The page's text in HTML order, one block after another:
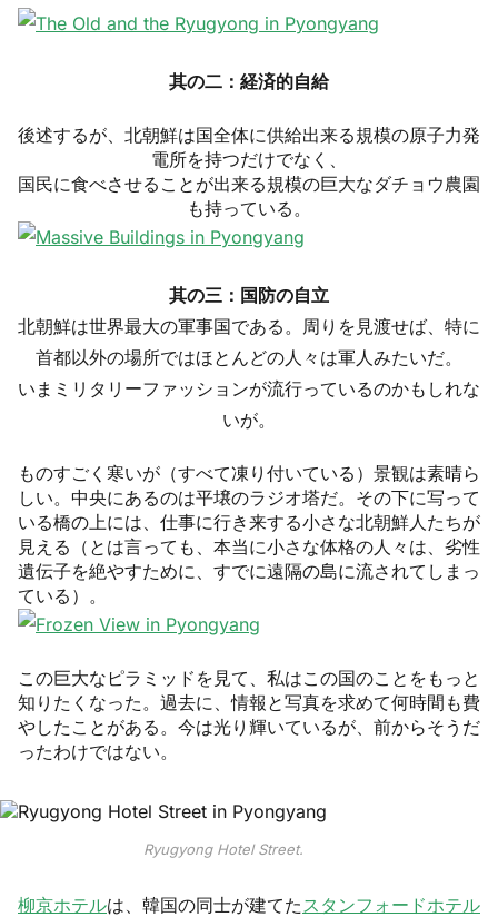
其の二：経済的自給
後述するが、北朝鮮は国全体に供給出来る規模の原子力発
電所を持つだけでなく、
国民に食べさせることが出来る規模の巨大なダチョウ農園
も持っている。
其の三：国防の自立
北朝鮮は世界最大の軍事国である。周りを見渡せば、特に
首都以外の場所ではほとんどの人々は軍人みたいだ。
いまミリタリーファッションが流行っているのかもしれな
いが。
ものすごく寒いが（すべて凍り付いている）景観は素晴ら
しい。中央にあるのは平壌のラジオ塔だ。その下に写って
いる橋の上には、仕事に行き来する小さな北朝鮮人たちが
見える（とは言っても、本当に小さな体格の人々は、劣性
遺伝子を絶やすために、すでに遠隔の島に流されてしまっ
ている）。
この巨大なピラミッドを見て、私はこの国のことをもっと
知りたくなった。過去に、情報と写真を求めて何時間も費
やしたことがある。今は光り輝いているが、前からそうだ
ったわけではない。
Ryugyong Hotel Street.
柳京ホテルは、韓国の同士が建てたスタンフォードホテル